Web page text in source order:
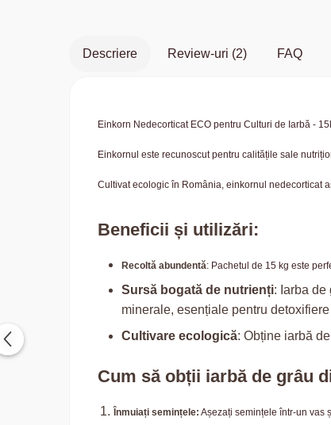
Descriere Review-uri (2) FAQ
Einkorn Nedecorticat ECO pentru Culturi de Iarbă -
Einkornul este recunoscut pentru calitățile sale
Cultivat ecologic în România, einkornul nedecorticat
Beneficii și utilizări:
Recoltă abundentă: Pachetul de 15 kg este
Sursă bogată de nutrienți: Iarba
minerale, esențiale pentru
Cultivare ecologică: Obține iarbă
Cum să obții iarbă de grâu
Înmuiați semințele: Așezați semințele într-un vas